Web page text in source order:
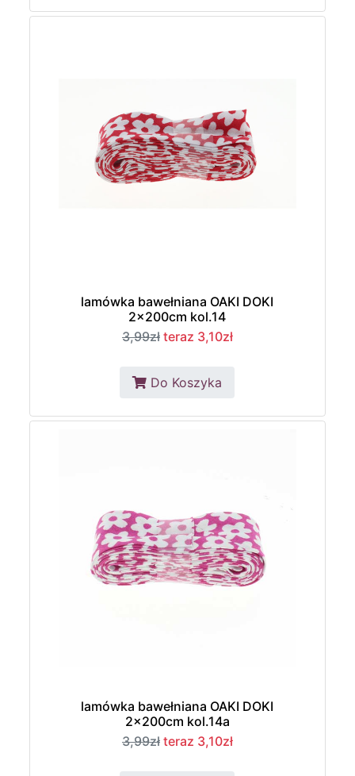
lamówka bawełniana OAKI DOKI
2x200cm kol.14
3,99zł teraz 3,10zł
Do Koszyka
lamówka bawełniana OAKI DOKI
2x200cm kol.14a
3,99zł teraz 3,10zł